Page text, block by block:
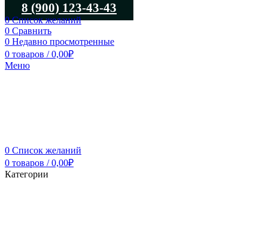
8 (900) 123-43-43
0Список желаний
0 Сравнить
0 Недавно просмотренные
0 товаров / 0,00₽
Меню
0 Список желаний
0 товаров / 0,00₽
Категории